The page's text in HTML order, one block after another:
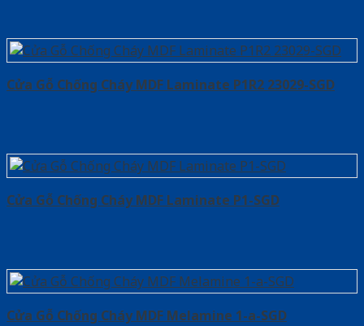
Cửa Gỗ Chống Cháy MDF Laminate P1R2 23029-SGD
Cửa Gỗ Chống Cháy MDF Laminate P1-SGD
Cửa Gỗ Chống Cháy MDF Melamine 1-a-SGD